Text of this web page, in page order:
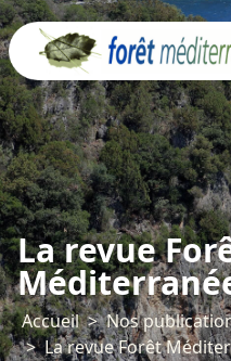
La revue
Accueil Nos
La revue Forêt
Panneau de gestion des